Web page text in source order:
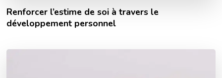
Renforcer l’estime de soi à travers le
développement personnel